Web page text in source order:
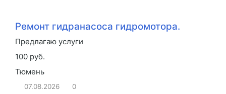
Ремонт гидранасоса гидромотора.
Предлагаю услуги
100 руб.
Тюмень
07.08.2026 0